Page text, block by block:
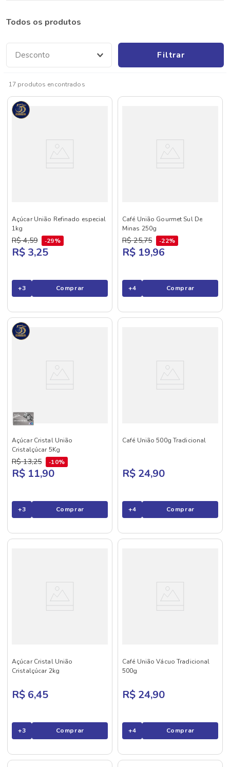
Todos os produtos
Desconto Filtrar
17 produtos
Açúcar União Refinado especial
1kg
R$ 4,59 29%
R$ 3,25
+3 Comprar
Café União Gourmet Sul De
Minas 250g
R$ 25,75 22%
R$ 19,96
+4 Comprar
Açúcar Cristal União
Cristalçúcar 5Kg
R$ 13,25 10%
R$ 11,90
+3 Comprar
Café União 500g Tradicional
R$ 24,90
+4 Comprar
Açúcar Cristal União
Cristalçúcar 2kg
R$ 6,45
+3 Comprar
Café União Vácuo Tradicional
500g
R$ 24,90
+4 Comprar